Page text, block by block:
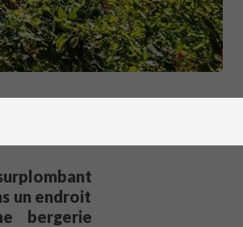
un endroit
bergerie